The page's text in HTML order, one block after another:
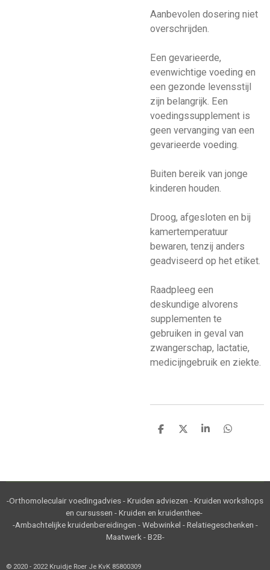
Aanbevolen dosering niet
overschrijden.
Een gevarieerde,
evenwichtige voeding en
een gezonde levensstijl
zijn belangrijk. Een
voedingssupplement is
geen vervanging van een
gevarieerde voeding.
Buiten bereik van jonge
kinderen houden.
Droog, afgesloten en bij
kamertemperatuur
bewaren, tenzij anders
geadviseerd op het etiket.
Raadpleeg een
deskundige alvorens
supplementen te
gebruiken in geval van
zwangerschap, lactatie,
medicijngebruik en ziekte.
D
D
S
D
-Orthomoleculair voedingadvies - Kruiden adviezen - Kruiden workshops
en cursussen - Kruiden en kruidenthee-
-Ambachtelijke kruidenbereidingen - Webwinkel - Relatiegeschenken -
Maatwerk - B2B-
© 2020 - 2022 Kruidje Roer Je KvK 85800309